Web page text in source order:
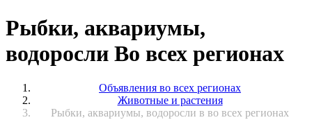
Рыбки, аквариумы,
водоросли Во всех регионах
Объявления во всех регионах
Животные и растения
Рыбки, аквариумы, водоросли в во всех регионах